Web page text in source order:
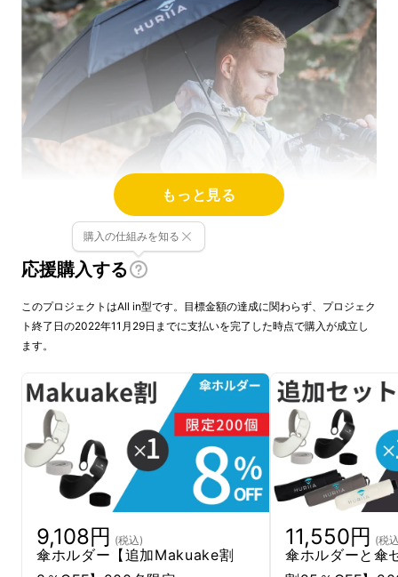
※リターン品の配送が完了するまで、ハハサス
株式会社はHURIIAの日本における独占販売権
を有する正規代理店です。詳細に関しては、
ページ下部のリスク&チャレンジをご確認くだ
さい。
もっと見る
応援購入する
購入の仕組みを知る
このプロジェクトはAll in型です。目標金額の達成に関わらず、プロジェク
ト終了日の2022年11月29日までに支払いを完了した時点で購入が成立し
ます。
9,108円 (税込)
傘ホルダー【追加Makuake割
11,550円 (税
傘ホルダーと傘